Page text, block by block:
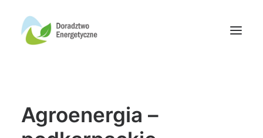
Aktualności
Wydarzenia
Agroenergia –